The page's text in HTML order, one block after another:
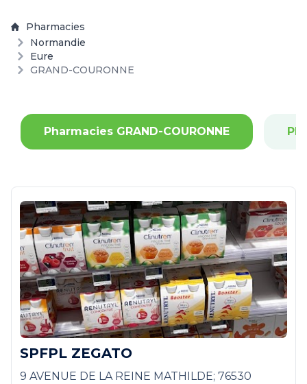
Pharmacies
Normandie
Eure
GRAND-COURONNE
Pharmacies GRAND-COURONNE
SPFPL ZEGATO
9 AVENUE DE LA REINE MATHILDE; 76530